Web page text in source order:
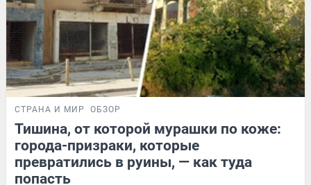
СТРАНА И МИР ОБЗОР
Тишина, от которой мурашки по коже:
города-призраки, которые
превратились в руины, — как туда
попасть